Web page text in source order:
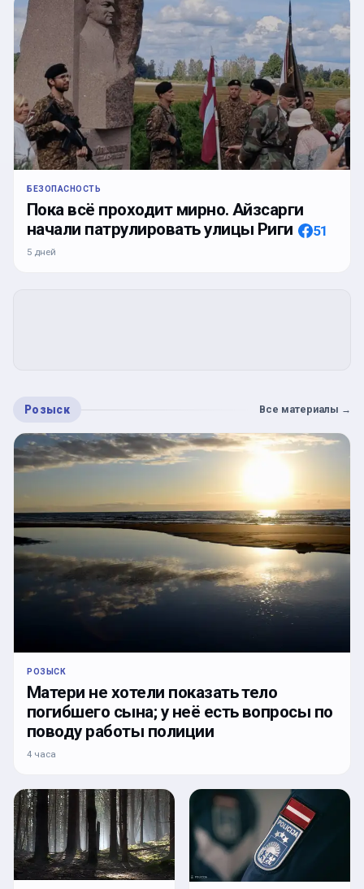
БЕЗОПАСНОСТЬ
Пока всё проходит мирно. Айзсарги
начали патрулировать улицы Риги
51
5 дней
Розыск Все материалы →
РОЗЫСК
Матери не хотели показать тело
погибшего сына; у неё есть вопросы по
поводу работы полиции
4 часа